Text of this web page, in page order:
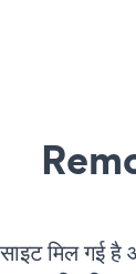
मिल गई